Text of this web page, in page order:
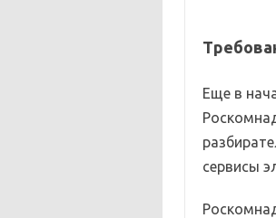
Еще в
сервисы